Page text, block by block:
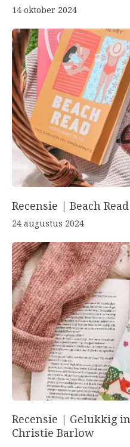
14 oktober 2024
Recensie | Beach
24 augustus 2024
Recensie | Gelukkig
Christie Barlow